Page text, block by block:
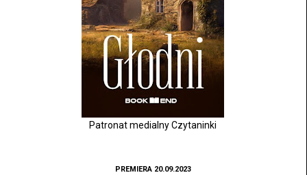
Patronat medialny Czytaninki
PREMIERA 20.09.2023